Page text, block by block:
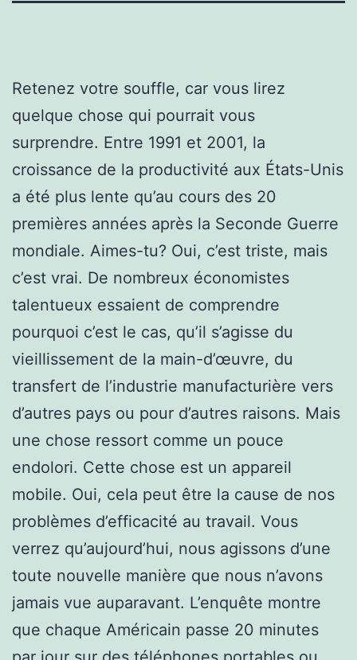
Retenez votre souffle, car vous lirez
quelque chose qui pourrait vous
surprendre. Entre 1991 et 2001, la
croissance de la productivité aux États-Unis
a été plus lente qu’au cours des 20
premières années après la Seconde Guerre
mondiale. Aimes-tu? Oui, c’est triste, mais
c’est vrai. De nombreux économistes
talentueux essaient de comprendre
pourquoi c’est le cas, qu’il s’agisse du
vieillissement de la main-d’œuvre, du
transfert de l’industrie manufacturière vers
d’autres pays ou pour d’autres raisons. Mais
une chose ressort comme un pouce
endolori. Cette chose est un appareil
mobile. Oui, cela peut être la cause de nos
problèmes d’efficacité au travail. Vous
verrez qu’aujourd’hui, nous agissons d’une
toute nouvelle manière que nous n’avons
jamais vue auparavant. L’enquête montre
que chaque Américain passe 20 minutes